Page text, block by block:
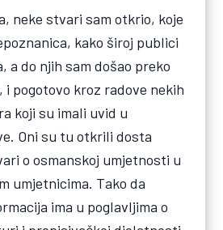
neke stvari sam otkrio, koje
kako široj publici
a do njih sam došao preko
pogotovo kroz radove nekih
koji su imali uvid u
Oni su tu otkrili dosta
o osmanskoj umjetnosti u
umjetnicima. Tako da
ima u poglavljima o